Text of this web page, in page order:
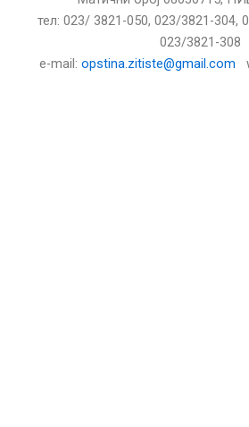
тел: 023/ 3821-050, 023/3821-304,
023/3821-308
е-mail: opstina.zitiste@gmail.com